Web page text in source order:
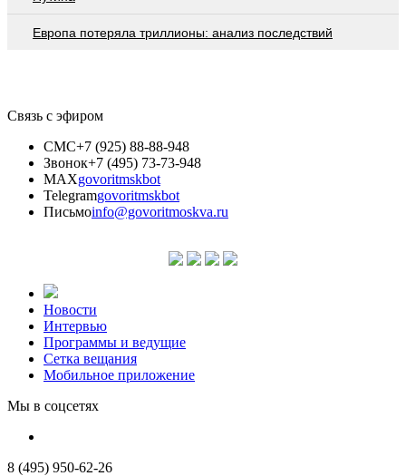
Европа потеряла триллионы: анализ последствий
Связь с эфиром
СМС+7 (925) 88-88-948
Звонок+7 (495) 73-73-948
MAXgovoritmskbot
Telegramgovoritmskbot
Письмоinfo@govoritmoskva.ru
Новости
Интервью
Программы и ведущие
Сетка вещания
Мобильное приложение
Мы в соцсетях
8 (495) 950-62-26